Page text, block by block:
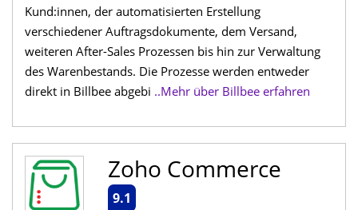
Kund:innen, der automatisierten Erstellung
verschiedener Auftragsdokumente, dem Versand,
weiteren After-Sales Prozessen bis hin zur Verwaltung
des Warenbestands. Die Prozesse werden entweder
direkt in Billbee abgebi ..Mehr über Billbee erfahren
Zoho Commerce
9.1